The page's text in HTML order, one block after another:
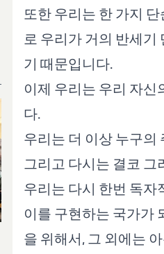
또한 우리는 한 가지
로 우리가 거의 반세
기 때문입니다.
이제 우리는 우리 자신
다.
우리는 더 이상 누구의
그리고 다시는 결코 그
우리는 다시 한번 독자
이를 구현하는 국가가
을 위해서, 그 외에는